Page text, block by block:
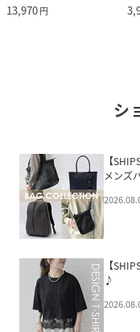
13,970円
シ
【
メンズ
【
♪